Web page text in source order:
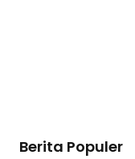
Berita Populer